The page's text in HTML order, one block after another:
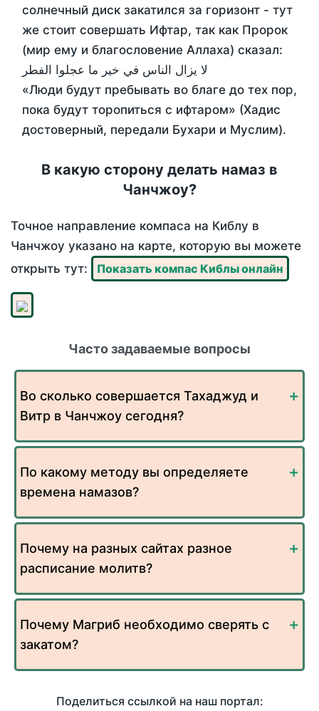
солнечный диск закатился за горизонт - тут
же стоит совершать Ифтар, так как Пророк
(мир ему и благословение Аллаха) сказал:
لا يزال الناس في خير ما عجلوا الفطر
«Люди будут пребывать во благе до тех пор,
пока будут торопиться с ифтаром» (Хадис
достоверный, передали Бухари и Муслим).
В какую сторону делать намаз в
Чанчжоу?
Точное направление компаса на Киблу в
Чанчжоу указано на карте, которую вы можете
открыть тут:
Показать компас Киблы онлайн
Часто задаваемые вопросы
Во сколько совершается Тахаджуд и
Витр в Чанчжоу сегодня?
По какому методу вы определяете
времена намазов?
Почему на разных сайтах разное
расписание молитв?
Почему Магриб необходимо сверять с
закатом?
Поделиться ссылкой на наш портал: